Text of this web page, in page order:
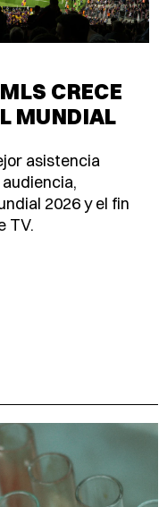
CRECE
MUNDIAL
asistencia
2026 y el fin
TV.